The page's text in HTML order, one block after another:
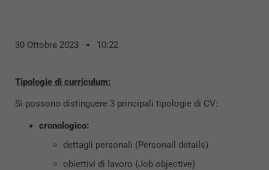
30 Ottobre 2023 10:22
Tipologie di curriculum:
Si possono distinguere 3 principali tipologie di CV:
cronologico:
dettagli personali (Personail details)
obiettivi di lavoro (Job objective)